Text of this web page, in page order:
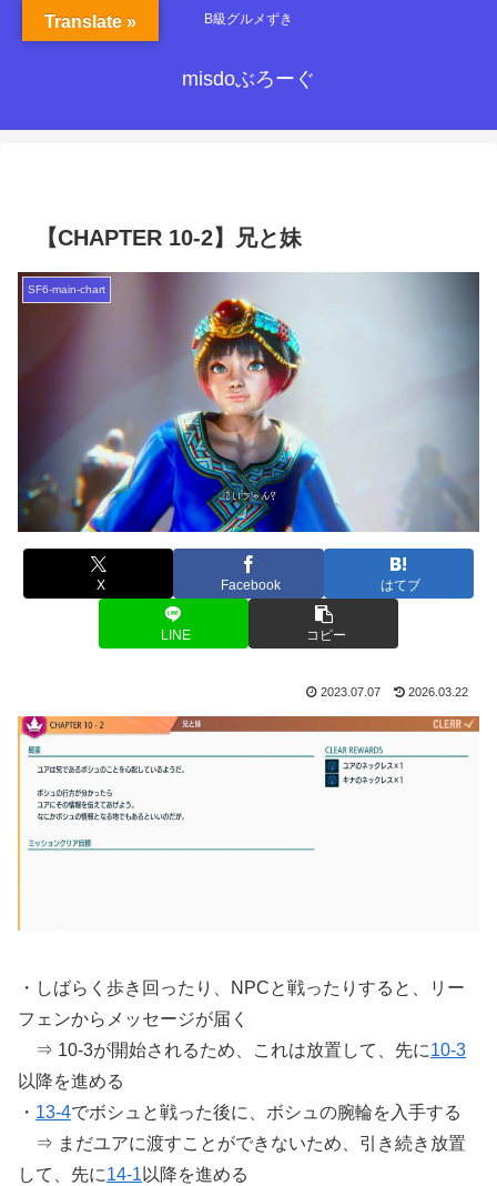
B級グルメずき
misdoぶろーぐ
【CHAPTER 10-2】兄と妹
SF6-main-chart
X Facebook はてブ
LINE コピー
2023.07.07 2026.03.22
・しばらく歩き回ったり、NPCと戦ったりすると、リー
フェンからメッセージが届く
⇒ 10-3が開始されるため、これは放置して、先に10-3
以降を進める
・ 13-4でボシュと戦った後に、ボシュの腕輪を入手する
⇒ まだユアに渡すことができないため、引き続き放置
して、先に14-1 以降を進める
Translate »